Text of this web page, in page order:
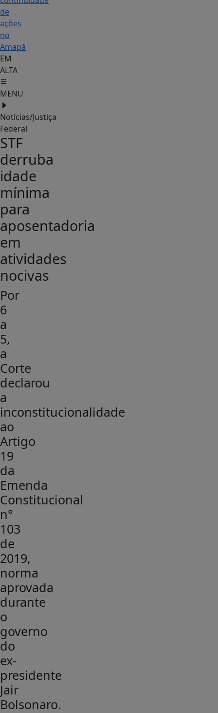
de
ações
no
Amapá
EM
ALTA
MENU
Notícias/Justiça
Federal
STF
derruba
idade
mínima
para
aposentadoria
em
atividades
nocivas
Por
6
a
5,
a
Corte
declarou
a
inconstitucionalidade
ao
Artigo
19
da
Emenda
Constitucional
n°
103
de
2019,
norma
aprovada
durante
o
governo
do
ex-
presidente
Jair
Bolsonaro.